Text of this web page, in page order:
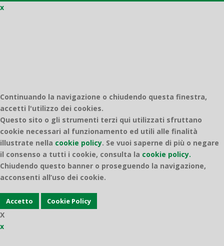
x
Continuando la navigazione o chiudendo questa finestra,
accetti l'utilizzo dei cookies.
Questo sito o gli strumenti terzi qui utilizzati sfruttano
cookie necessari al funzionamento ed utili alle finalità
illustrate nella cookie policy. Se vuoi saperne di più o negare
il consenso a tutti i cookie, consulta la cookie policy.
Chiudendo questo banner o proseguendo la navigazione,
acconsenti all’uso dei cookie.
Accetto Cookie Policy
X
x